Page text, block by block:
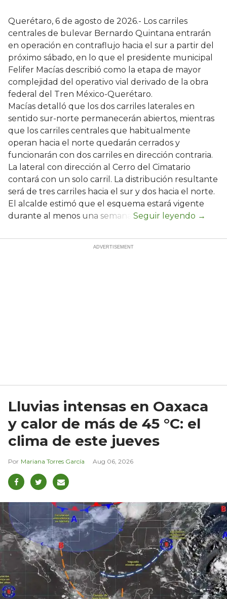
Querétaro, 6 de agosto de 2026.- Los carriles
centrales de bulevar Bernardo Quintana entrarán
en operación en contraflujo hacia el sur a partir del
próximo sábado, en lo que el presidente municipal
Felifer Macías describió como la etapa de mayor
complejidad del operativo vial derivado de la obra
federal del Tren México-Querétaro.
Macías detalló que los dos carriles laterales en
sentido sur-norte permanecerán abiertos, mientras
que los carriles centrales que habitualmente
operan hacia el norte quedarán cerrados y
funcionarán con dos carriles en dirección contraria.
La lateral con dirección al Cerro del Cimatario
contará con un solo carril. La distribución resultante
será de tres carriles hacia el sur y dos hacia el norte.
El alcalde estimó que el esquema estará vigente
durante al menos una semana.
Lluvias intensas en Oaxaca
y calor de más de 45 °C: el
clima de este jueves
Mariana Torres García Aug 06, 2026